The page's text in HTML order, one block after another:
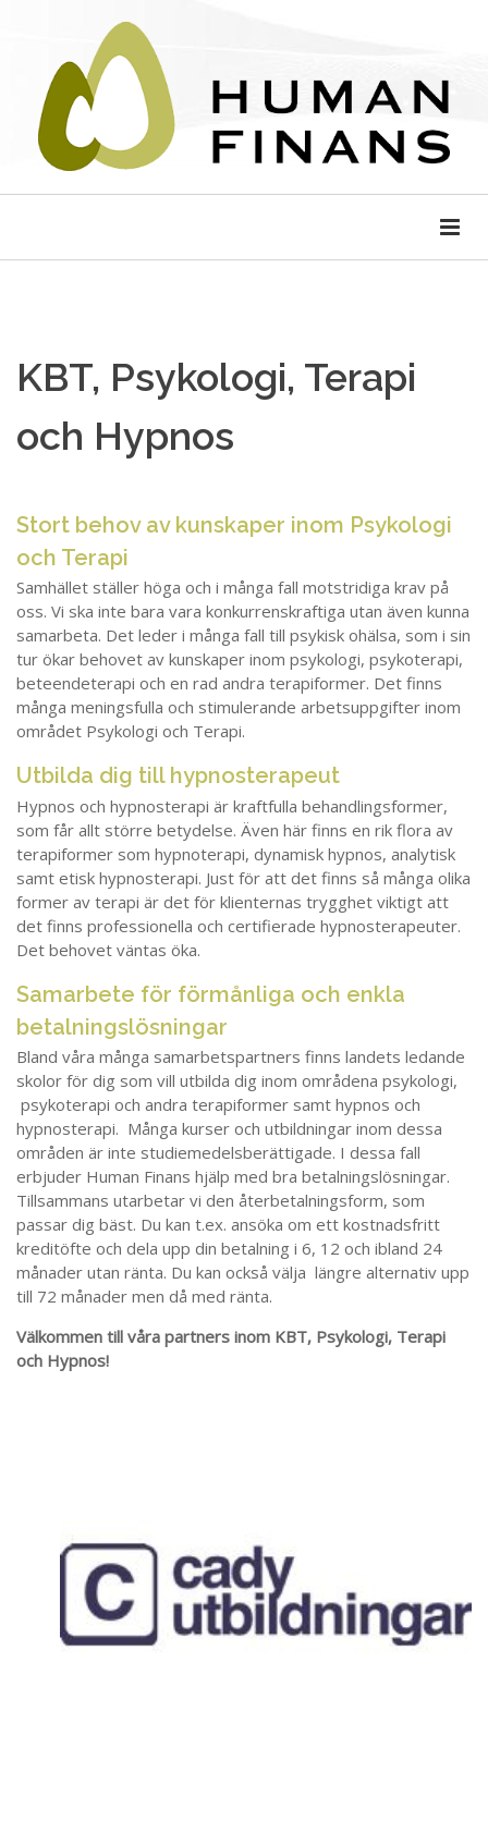
KBT, Psykologi, Terapi
och Hypnos
Stort behov av kunskaper inom Psykologi
och Terapi
Samhället ställer höga och i många fall motstridiga krav på
oss. Vi ska inte bara vara konkurrenskraftiga utan även kunna
samarbeta. Det leder i många fall till psykisk ohälsa, som i sin
tur ökar behovet av kunskaper inom psykologi, psykoterapi,
beteendeterapi och en rad andra terapiformer. Det finns
många meningsfulla och stimulerande arbetsuppgifter inom
området Psykologi och Terapi.
Utbilda dig till hypnosterapeut
Hypnos och hypnosterapi är kraftfulla behandlingsformer,
som får allt större betydelse. Även här finns en rik flora av
terapiformer som hypnoterapi, dynamisk hypnos, analytisk
samt etisk hypnosterapi. Just för att det finns så många olika
former av terapi är det för klienternas trygghet viktigt att
det finns professionella och certifierade hypnosterapeuter.
Det behovet väntas öka.
Samarbete för förmånliga och enkla
betalningslösningar
Bland våra många samarbetspartners finns landets ledande
skolor för dig som vill utbilda dig inom områdena psykologi,
psykoterapi och andra terapiformer samt hypnos och
hypnosterapi. Många kurser och utbildningar inom dessa
områden är inte studiemedelsberättigade. I dessa fall
erbjuder Human Finans hjälp med bra betalningslösningar.
Tillsammans utarbetar vi den återbetalningsform, som
passar dig bäst. Du kan t.ex. ansöka om ett kostnadsfritt
kreditöfte och dela upp din betalning i 6, 12 och ibland 24
månader utan ränta. Du kan också välja längre alternativ upp
till 72 månader men då med ränta.
Välkommen till våra partners inom KBT, Psykologi, Terapi
och Hypnos!